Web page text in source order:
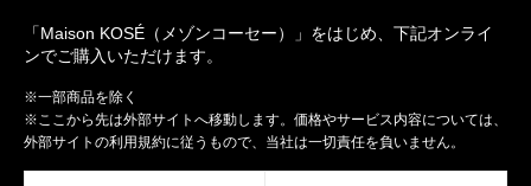
「Maison KOSÉ（メゾンコーセー）」をはじめ、下記オンライ
ンでご購入いただけます。
※一部商品を除く
※ここから先は外部サイトへ移動します。価格やサービス内容については、
外部サイトの利用規約に従うもので、当社は一切責任を負いません。